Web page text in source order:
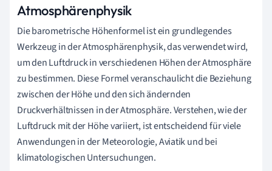
Atmosphärenphysik
Die barometrische Höhenformel ist ein grundlegendes
Werkzeug in der Atmosphärenphysik, das verwendet wird,
um den Luftdruck in verschiedenen Höhen der Atmosphäre
zu bestimmen. Diese Formel veranschaulicht die Beziehung
zwischen der Höhe und den sich ändernden
Druckverhältnissen in der Atmosphäre. Verstehen, wie der
Luftdruck mit der Höhe variiert, ist entscheidend für viele
Anwendungen in der Meteorologie, Aviatik und bei
klimatologischen Untersuchungen.